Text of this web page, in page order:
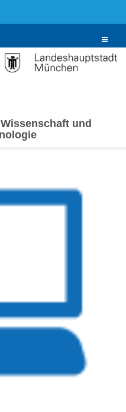
Toggle
Wissenschaft und